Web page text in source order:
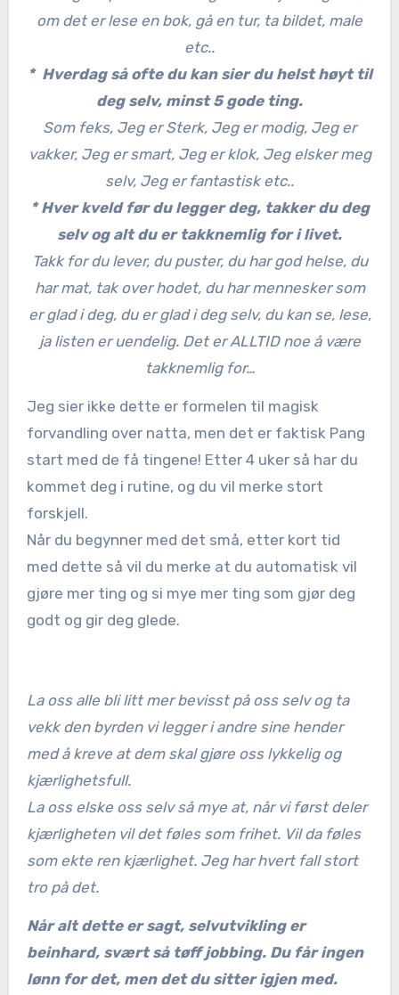
om det er lese en bok, gå en tur, ta bildet, male
etc..
* Hverdag så ofte du kan sier du helst høyt til
deg selv, minst 5 gode ting.
Som feks, Jeg er Sterk, Jeg er modig, Jeg er
vakker, Jeg er smart, Jeg er klok, Jeg elsker meg
selv, Jeg er fantastisk etc..
* Hver kveld før du legger deg, takker du deg
selv og alt du er takknemlig for i livet.
Takk for du lever, du puster, du har god helse, du
har mat, tak over hodet, du har mennesker som
er glad i deg, du er glad i deg selv, du kan se, lese,
ja listen er uendelig. Det er ALLTID noe å være
takknemlig for…
Jeg sier ikke dette er formelen til magisk
forvandling over natta, men det er faktisk Pang
start med de få tingene! Etter 4 uker så har du
kommet deg i rutine, og du vil merke stort
forskjell.
Når du begynner med det små, etter kort tid
med dette så vil du merke at du automatisk vil
gjøre mer ting og si mye mer ting som gjør deg
godt og gir deg glede.
La oss alle bli litt mer bevisst på oss selv og ta
vekk den byrden vi legger i andre sine hender
med å kreve at dem skal gjøre oss lykkelig og
kjærlighetsfull.
La oss elske oss selv så mye at, når vi først deler
kjærligheten vil det føles som frihet. Vil da føles
som ekte ren kjærlighet. Jeg har hvert fall stort
tro på det.
Når alt dette er sagt, selvutvikling er
beinhard, svært så tøff jobbing. Du får ingen
lønn for det, men det du sitter igjen med.